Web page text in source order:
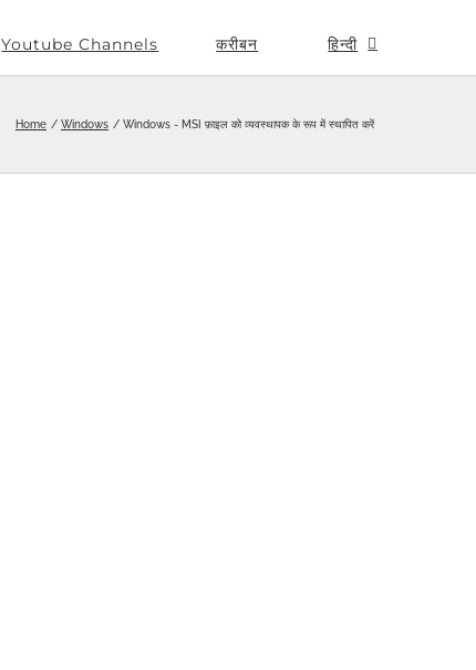
Youtube Channels करीबन हिन्दी
Home Windows Windows - MSI फ़ाइल को व्यवस्थापक के रूप में स्थापित करें